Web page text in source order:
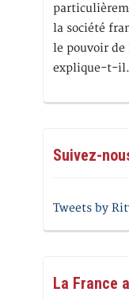
la société
le pouvoir
explique-t-il.
Suivez-
Tweets by
La France